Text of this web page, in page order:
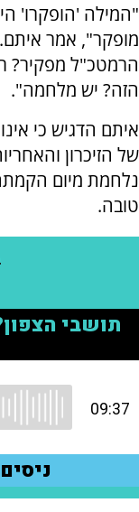
"המילה 'הופקרו'
מופקר", אמר
הרמטכ"ל מפקיר?
הזה? יש מלחמה".
איתם הדגיש כי
של הזיכרון
נלחמת מיום
טובה.